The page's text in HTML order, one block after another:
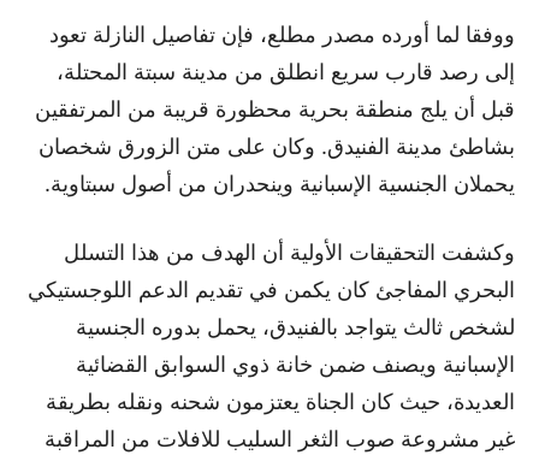
ووفقا لما أورده مصدر مطلع، فإن تفاصيل النازلة تعود
إلى رصد قارب سريع انطلق من مدينة سبتة المحتلة،
قبل أن يلج منطقة بحرية محظورة قريبة من المرتفقين
بشاطئ مدينة الفنيدق. وكان على متن الزورق شخصان
يحملان الجنسية الإسبانية وينحدران من أصول سبتاوية.
وكشفت التحقيقات الأولية أن الهدف من هذا التسلل
البحري المفاجئ كان يكمن في تقديم الدعم اللوجستيكي
لشخص ثالث يتواجد بالفنيدق، يحمل بدوره الجنسية
الإسبانية ويصنف ضمن خانة ذوي السوابق القضائية
العديدة، حيث كان الجناة يعتزمون شحنه ونقله بطريقة
غير مشروعة صوب الثغر السليب للافلات من المراقبة